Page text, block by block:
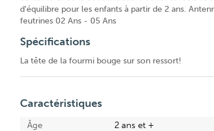
d'équilibre pour les enfants à partir de 2 ans.
feutrines 02 Ans - 05 Ans
Spécifications
La tête de la fourmi bouge sur son ressort!
Caractéristiques
Âge 2 ans et +